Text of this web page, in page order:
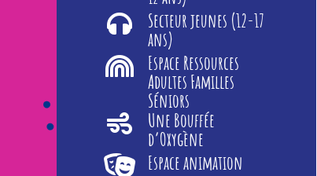
Secteur jeunes (12-17
ans)
Espace Ressources
Adultes Familles
Séniors
Une Bouffée
d’Oxygène
Espace animation